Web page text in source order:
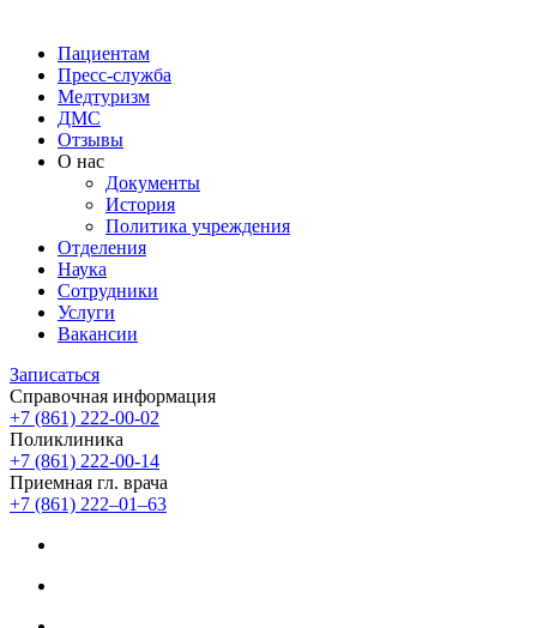
Пациентам
Пресс-служба
Медтуризм
ДМС
Отзывы
О нас
Документы
История
Политика учреждения
Отделения
Наука
Сотрудники
Услуги
Вакансии
Записаться
Справочная информация
+7 (861) 222-00-02
Поликлиника
+7 (861) 222-00-14
Приемная гл. врача
+7 (861) 222‒01‒63